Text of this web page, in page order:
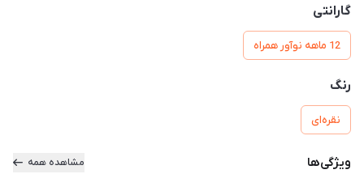
گارانتی
12 ماهه نوآور همراه
رنگ
نقره‌ای
ویژگی‌ها مشاهده همه